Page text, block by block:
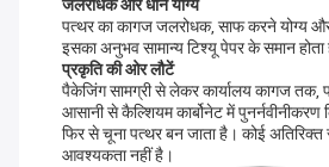
जलरोधक और धोने योग्य
पत्थर का कागज जलरोधक, साफ करने योग्य और
इसका अनुभव सामान्य टिश्यू पेपर के समान होता
प्रकृति की ओर लौटें
पैकेजिंग सामग्री से लेकर कार्यालय कागज तक,
आसानी से कैल्शियम कार्बोनेट में
फिर से चूना पत्थर बन जाता है। कोई अतिरिक्त
आवश्यकता नहीं है।